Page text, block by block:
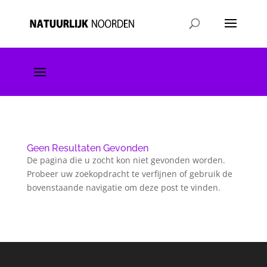
Geen Resultaten Gevonden
De pagina die u zocht kon niet gevonden worden.
Probeer uw zoekopdracht te verfijnen of gebruik de
bovenstaande navigatie om deze post te vinden.